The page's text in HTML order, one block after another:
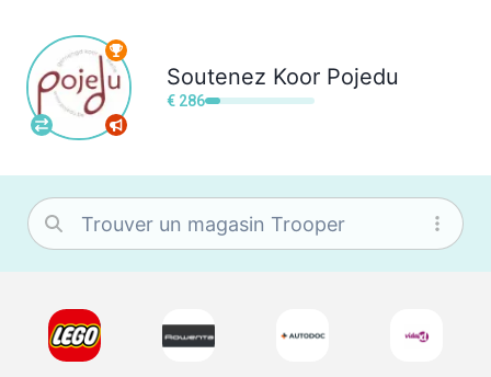
Soutenez Koor Pojedu
€ 286